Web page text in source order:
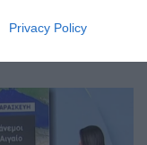
Privacy Policy